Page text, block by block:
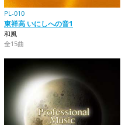
PL-010
東祥高 いにしへの音1
和風
全15曲